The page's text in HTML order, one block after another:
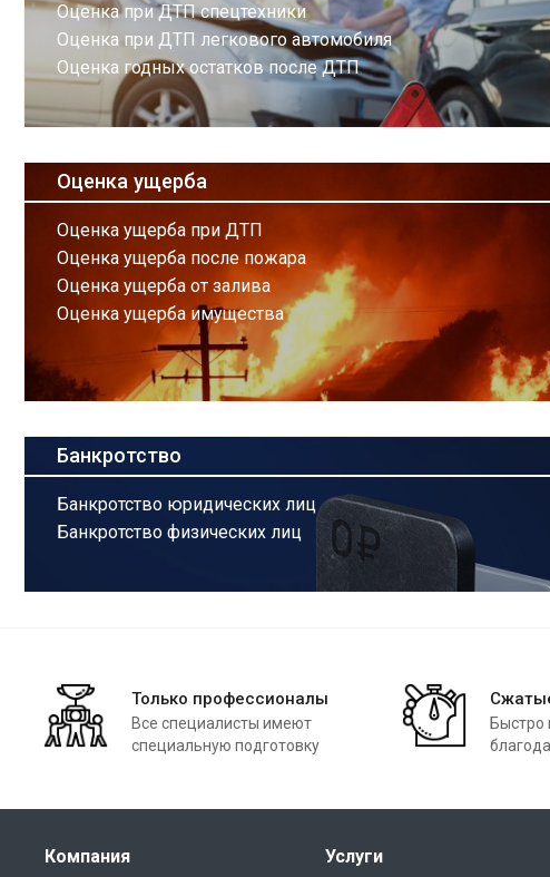
Оценка при ДТП спецтехники
Оценка при ДТП легкового автомобиля
Оценка годных остатков после ДТП
Оценка ущерба
Оценка ущерба при ДТП
Оценка ущерба после пожара
Оценка ущерба от залива
Оценка ущерба имущества
Банкротство
Банкротство юридических лиц
Банкротство физических лиц
Только профессионалы
Все специалисты имеют
специальную подготовку
Быстро
Компания Услуги